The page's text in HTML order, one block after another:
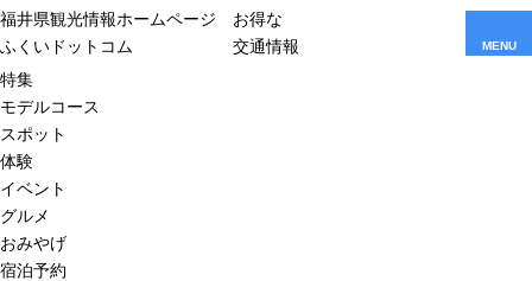
福井県観光情報ホームページ
ふくいドットコム
お得な
交通情報
MENU
特集
モデルコース
スポット
体験
イベント
グルメ
おみやげ
宿泊予約